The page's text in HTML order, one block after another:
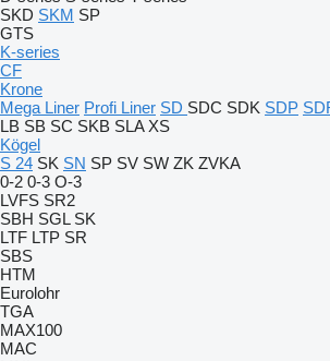
SKD SKM SP
GTS
K-series
CF
Krone
Mega Liner Profi Liner SD SDC SDK SDP
LB SB SC SKB SLA XS
Kögel
S 24 SK SN SP SV SW ZK ZVKA
0-2 0-3 O-3
LVFS SR2
SBH SGL SK
LTF LTP SR
SBS
HTM
Eurolohr
TGA
MAX100
MAC